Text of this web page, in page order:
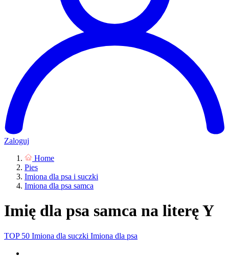
Zaloguj
Home
Pies
Imiona dla psa i suczki
Imiona dla psa samca
Imię dla psa samca na literę Y
TOP 50 Imiona dla suczki Imiona dla psa